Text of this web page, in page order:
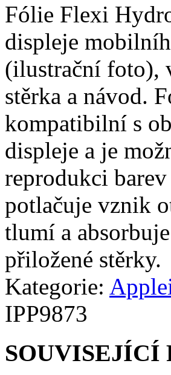
Fólie Flexi
displeje
(ilustrační foto),
stěrka a návod.
kompatibilní s
displeje a je
reprodukci
potlačuje vznik
tlumí a
přiložené stěrky.
Kategorie: Apple
IPP9873
SOUVISEJÍCÍ